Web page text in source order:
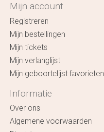
Mijn account
Registreren
Mijn bestellingen
Mijn tickets
Mijn verlanglijst
Mijn geboortelijst favorieten
Informatie
Over ons
Algemene voorwaarden